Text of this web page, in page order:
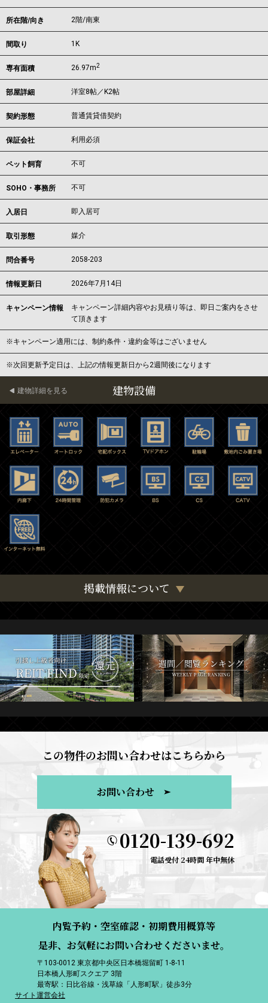
所在階/向き 2階/南東
間取り 1K
専有面積 26.97m2
部屋詳細 洋室8帖／K2帖
契約形態 普通賃貸借契約
保証会社 利用必須
ペット飼育 不可
SOHO・事務所 不可
入居日 即入居可
取引形態 媒介
問合番号 2058-203
情報更新日 2026年7月14日
キャンペーン情報
キャンペーン詳細内容やお見積り等は、即日ご案内をさせ
て頂きます
※キャンペーン適用には、制約条件・違約金等はございません
※次回更新予定日は、上記の情報更新日から2週間後になります
建物設備
建物詳細を見る
掲載情報について
この物件のお問い合わせはこちらから
お問い合わせ
0120-139-692
電話受付 24時間 年中無休
内覧予約・空室確認・初期費用概算等
是非、お気軽にお問い合わせくださいませ。
〒103-0012 東京都中央区日本橋堀留町 1-8-11
日本橋人形町スクエア 3階
最寄駅：日比谷線・浅草線「人形町駅」徒歩3分
サイト運営会社